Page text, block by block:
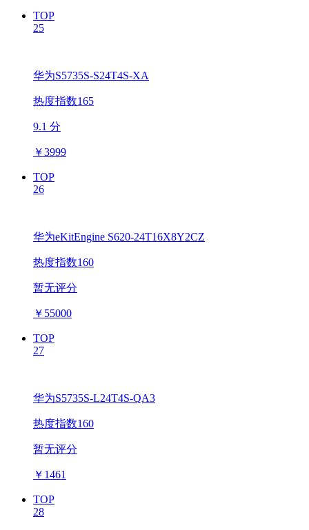
TOP
25
华为S5735S-S24T4S-XA
热度指数165
9.1 分
￥3999
TOP
26
华为eKitEngine S620-24T16X8Y2CZ
热度指数160
暂无评分
￥ 55000
TOP
27
华为S5735S-L24T4S-QA3
热度指数160
暂无评分
￥ 1461
TOP
28